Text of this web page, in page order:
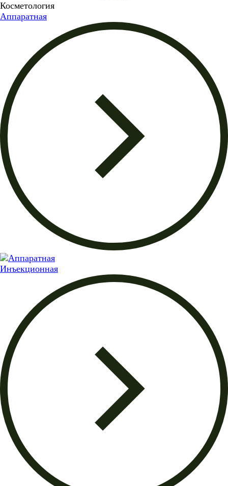
Косметология
Аппаратная
Инъекционная